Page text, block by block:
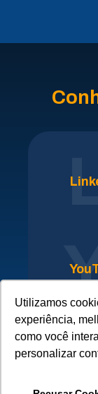
Utilizamos
experiência,
como você
personalizar
Clique
© 2023 -
direitos